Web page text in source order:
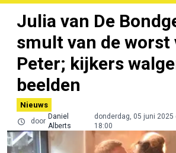
Julia van De
smult van de worst
Peter; kijkers
beelden
Nieuws
door
Daniel
Alberts
donderdag, 05 juni 2025
18:00